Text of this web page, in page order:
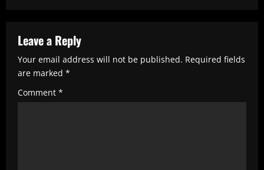
R
e
a
d
Leave a Reply
Your email address will not be published. Required fields
are marked *
Comment *